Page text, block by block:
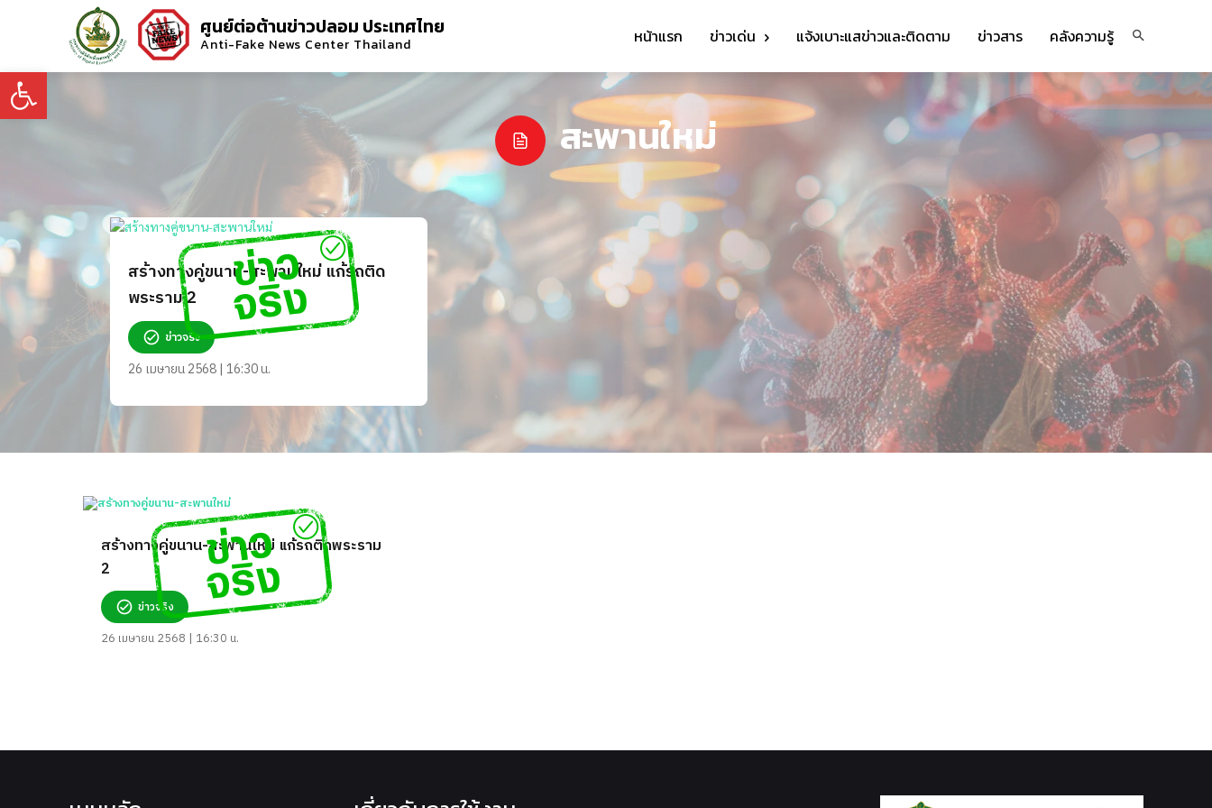
Open toolbar
ศูนย์ต่อต้านข่าวปลอม ประเทศไทย
Anti-Fake News Center Thailand หน้าแรก ข่าวเด่น แจ้งเบาะแสข่าวและติดตาม ข่าวสาร คลังความรู้
สะพานใหม่
สร้างทางคู่ขนาน-สะพานใหม่ แก้รถติด
พระราม 2
ข่าวจริง
26 เมษายน 2568 | 16:30 น.
สร้างทางคู่ขนาน-สะพานใหม่ แก้รถติดพระราม
2
ข่าวจริง
26 เมษายน 2568 | 16:30 น.